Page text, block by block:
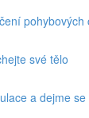
pohybových
své tělo
a dejme